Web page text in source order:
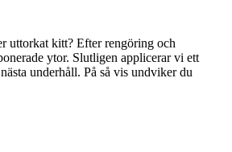
uttorkat kitt? Efter rengöring och
ytor. Slutligen applicerar vi ett
underhåll. På så vis undviker du